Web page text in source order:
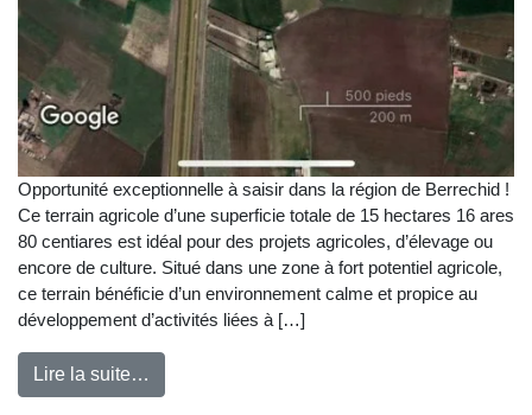
Opportunité exceptionnelle à saisir dans la région de Berrechid !
Ce terrain agricole d’une superficie totale de 15 hectares 16 ares
80 centiares est idéal pour des projets agricoles, d’élevage ou
encore de culture. Situé dans une zone à fort potentiel agricole,
ce terrain bénéficie d’un environnement calme et propice au
développement d’activités liées à […]
Lire la suite…